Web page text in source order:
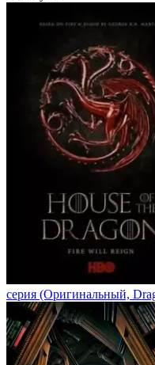
серия (Оригинальный,